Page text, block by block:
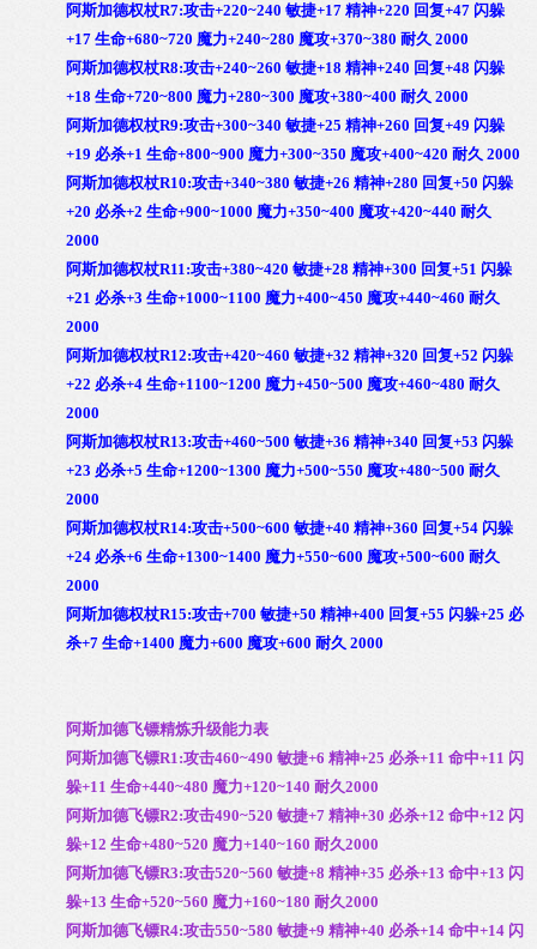
阿斯加德权杖R7:攻击+220~240 敏捷+17 精神+220 回复+47 闪躲
+17 生命+680~720 魔力+240~280 魔攻+370~380 耐久 2000
阿斯加德权杖R8:攻击+240~260 敏捷+18 精神+240 回复+48 闪躲
+18 生命+720~800 魔力+280~300 魔攻+380~400 耐久 2000
阿斯加德权杖R9:攻击+300~340 敏捷+25 精神+260 回复+49 闪躲
+19 必杀+1 生命+800~900 魔力+300~350 魔攻+400~420 耐久 2000
阿斯加德权杖R10:攻击+340~380 敏捷+26 精神+280 回复+50 闪躲
+20 必杀+2 生命+900~1000 魔力+350~400 魔攻+420~440 耐久
2000
阿斯加德权杖R11:攻击+380~420 敏捷+28 精神+300 回复+51 闪躲
+21 必杀+3 生命+1000~1100 魔力+400~450 魔攻+440~460 耐久
2000
阿斯加德权杖R12:攻击+420~460 敏捷+32 精神+320 回复+52 闪躲
+22 必杀+4 生命+1100~1200 魔力+450~500 魔攻+460~480 耐久
2000
阿斯加德权杖R13:攻击+460~500 敏捷+36 精神+340 回复+53 闪躲
+23 必杀+5 生命+1200~1300 魔力+500~550 魔攻+480~500 耐久
2000
阿斯加德权杖R14:攻击+500~600 敏捷+40 精神+360 回复+54 闪躲
+24 必杀+6 生命+1300~1400 魔力+550~600 魔攻+500~600 耐久
2000
阿斯加德权杖R15:攻击+700 敏捷+50 精神+400 回复+55 闪躲+25 必
杀+7 生命+1400 魔力+600 魔攻+600 耐久 2000
阿斯加德飞镖精炼升级能力表
阿斯加德飞镖R1:攻击460~490 敏捷+6 精神+25 必杀+11 命中+11 闪
躲+11 生命+440~480 魔力+120~140 耐久2000
阿斯加德飞镖R2:攻击490~520 敏捷+7 精神+30 必杀+12 命中+12 闪
躲+12 生命+480~520 魔力+140~160 耐久2000
阿斯加德飞镖R3:攻击520~560 敏捷+8 精神+35 必杀+13 命中+13 闪
躲+13 生命+520~560 魔力+160~180 耐久2000
阿斯加德飞镖R4:攻击550~580 敏捷+9 精神+40 必杀+14 命中+14 闪